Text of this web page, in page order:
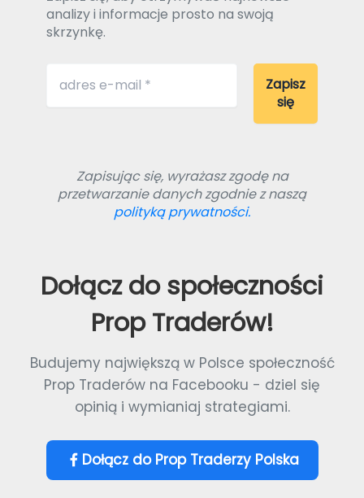
analizy i informacje prosto na swoją
skrzynkę.
Zapisując się, wyrażasz zgodę na
przetwarzanie danych zgodnie z naszą
polityką prywatności.
Dołącz do społeczności
Prop Traderów!
Budujemy największą w Polsce społeczność
Prop Traderów na Facebooku - dziel się
opinią i wymianiaj strategiami.
Dołącz do Prop Traderzy Polska